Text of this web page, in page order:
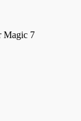
Magic 7